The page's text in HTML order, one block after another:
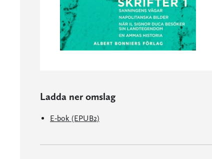
Ladda ner omslag
E-bok (EPUB2)